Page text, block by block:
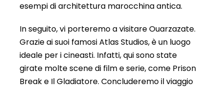
esempi di architettura marocchina antica.
In seguito, vi porteremo a visitare Ouarzazate.
Grazie ai suoi famosi Atlas Studios, è un luogo
ideale per i cineasti. Infatti, qui sono state
girate molte scene di film e serie, come Prison
Break e Il Gladiatore. Concluderemo il viaggio